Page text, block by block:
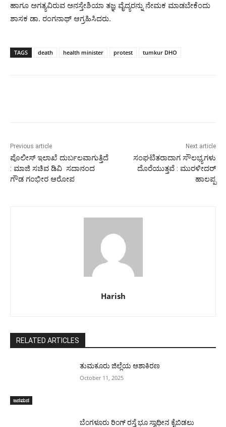
ಹಾಗೂ ಅಗತ್ಯವಿರುವ ಅನಸ್ತೇಶಿಯಾ ತಜ್ಞ ವೈದ್ಯರನ್ನು ನೇಮಕ ಮಾಡಬೇಕೆಂದು
ಶಾಸಕ ಡಾ. ರಂಗನಾಥ್ ಆಗ್ರಹಿಸಿದರು.
TAGS death health minister protest tumkur DHO
Previous article
ಪೊಲೀಸ್ ಇಲಾಖೆ ದುರ್ಬಲವಾಗುತ್ತಿದೆ
: ಮಾಜಿ ಸಚಿವ ಡಿವಿ ಸದಾನಂದ
ಗೌಡ ಗಂಭೀರ ಆರೋಪ
Next article
ಸಂಘಟಿತರಾದಾಗ ಸೌಲಭ್ಯಗಳು
ದೊರೆಯುತ್ತವೆ : ಮುರಳೀದರ್
ಹಾಲಪ್ಪ
Harish
RELATED ARTICLES
ಜನಮನ
ತುಮಕೂರು ಜಿಲ್ಲೆಯ ಆಶಾಕಿರಣ
October 11, 2025
ಬೆಂಗಳೂರು ರಿಂಗ್ ರಸ್ತೆ ಭೂ ಸ್ವಾಧೀನ ಕೈಬಿಡಲು